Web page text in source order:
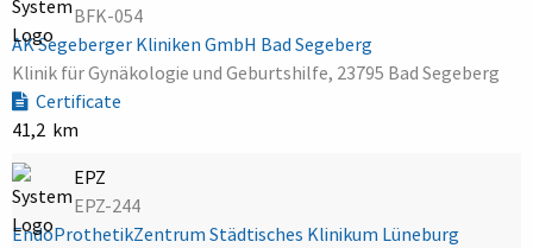
BFK-054
AK Segeberger Kliniken GmbH Bad Segeberg
Klinik für Gynäkologie und Geburtshilfe, 23795 Bad Segeberg
Certificate
41,2 km
EPZ
EPZ-244
EndoProthetikZentrum Städtisches Klinikum Lüneburg